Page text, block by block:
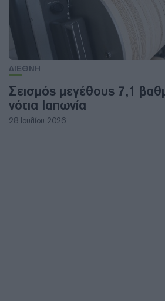
ΔΙΕΘΝΗ
Σεισμός μεγέθους 7,1
νότια Ιαπωνία
28 Ιουλίου 2026